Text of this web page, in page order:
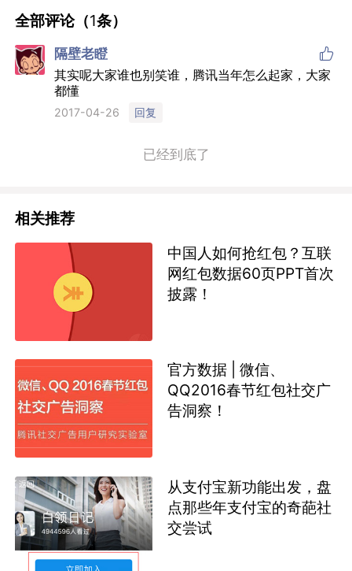
全部评论（1条）
隔壁老瞪 
其实呢大家谁也别笑谁，腾讯当年怎么起家，大家
都懂
2017-04-26 回复
已经到底了
相关推荐
中国人如何抢红包？互联
网红包数据60页PPT首次
披露！
官方数据 | 微信、
QQ2016春节红包社交广
告洞察！
从支付宝新功能出发，盘
点那些年支付宝的奇葩社
交尝试